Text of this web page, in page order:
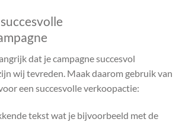
dat je campagne succesvol
wij tevreden. Maak daarom gebruik van
een succesvolle verkoopactie:
tekst wat je bijvoorbeeld met de